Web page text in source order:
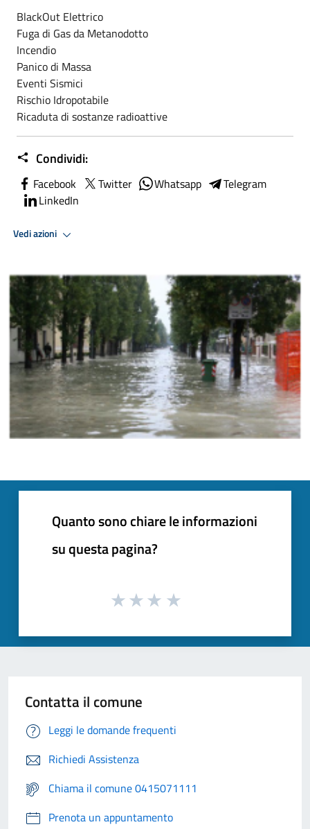
BlackOut Elettrico
Fuga di Gas da Metanodotto
Incendio
Panico di Massa
Eventi Sismici
Rischio Idropotabile
Ricaduta di sostanze radioattive
Condividi:
Facebook Twitter Whatsapp
Telegram
LinkedIn
Vedi azioni
Quanto sono chiare le informazioni
su questa pagina?
Contatta il comune
Leggi le domande frequenti
Richiedi Assistenza
Chiama il comune 0415071111
Prenota un appuntamento